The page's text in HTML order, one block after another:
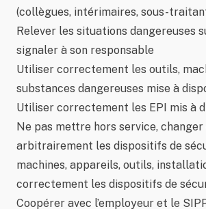
(collègues, intérimaires, sous-
Relever les situations dangereuses
signaler à son responsable
Utiliser correctement les outils,
substances dangereuses mise à
Utiliser correctement les EPI mis à
Ne pas mettre hors service,
arbitrairement les dispositifs de
machines, appareils, outils,
correctement les dispositifs de
Coopérer avec l’employeur et le